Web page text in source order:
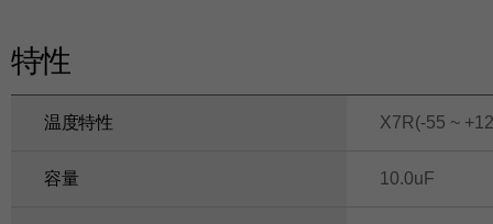
特性
温度特性 X7R(-55 ~
容量 10.0uF